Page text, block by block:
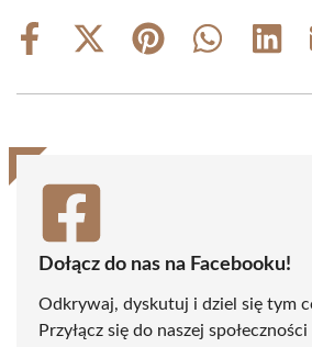
Share
Share
(Twitter)
Share
Share
Share
Dołącz do nas na Facebooku!
Odkrywaj, dyskutuj i dziel się tym
Przyłącz się do naszej